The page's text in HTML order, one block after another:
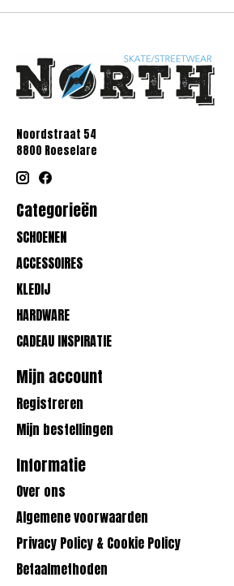
Noordstraat 54
8800 Roeselare
Categorieën
SCHOENEN
ACCESSOIRES
KLEDIJ
HARDWARE
CADEAU INSPIRATIE
Mijn account
Registreren
Mijn bestellingen
Informatie
Over ons
Algemene voorwaarden
Privacy Policy & Cookie Policy
Betaalmethoden